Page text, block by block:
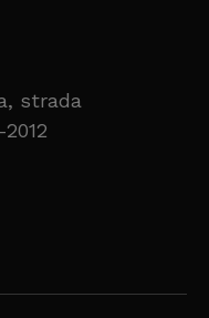
strada